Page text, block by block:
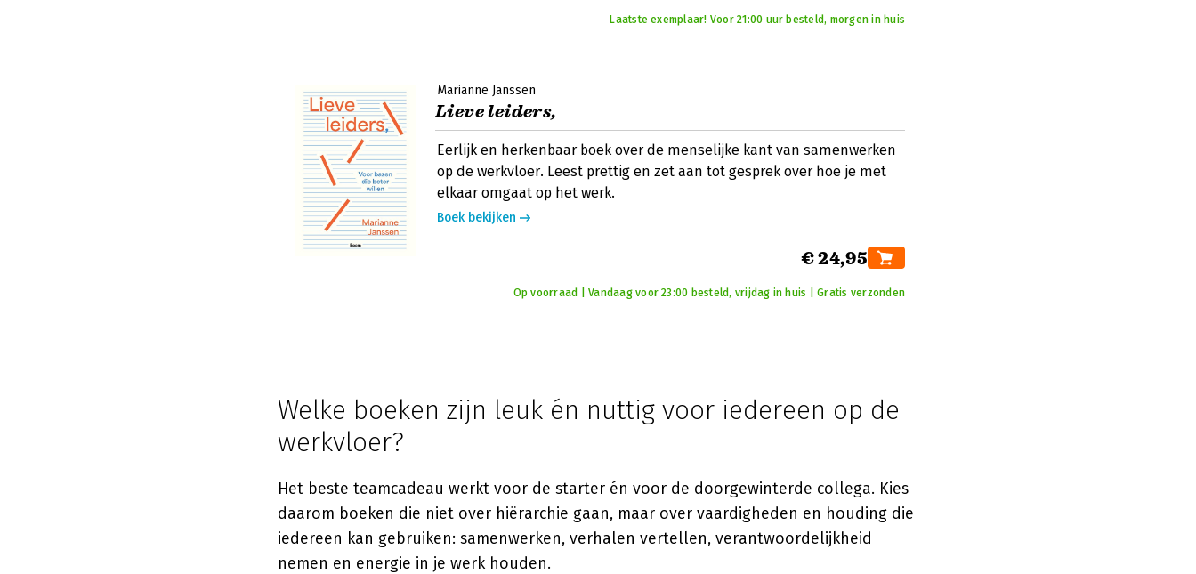
Laatste exemplaar! Voor 21:00 uur besteld, morgen in huis
Marianne Janssen
Lieve leiders,
Eerlijk en herkenbaar boek over de menselijke kant van samenwerken
op de werkvloer. Leest prettig en zet aan tot gesprek over hoe je met
elkaar omgaat op het werk.
Boek bekijken
€ 24,95
Op voorraad | Vandaag voor 23:00 besteld, vrijdag in huis | Gratis verzonden
Welke boeken zijn leuk én nuttig voor iedereen op de
werkvloer?
Het beste teamcadeau werkt voor de starter én voor de doorgewinterde collega. Kies
daarom boeken die niet over hiërarchie gaan, maar over vaardigheden en houding die
iedereen kan gebruiken: samenwerken, verhalen vertellen, verantwoordelijkheid
nemen en energie in je werk houden.